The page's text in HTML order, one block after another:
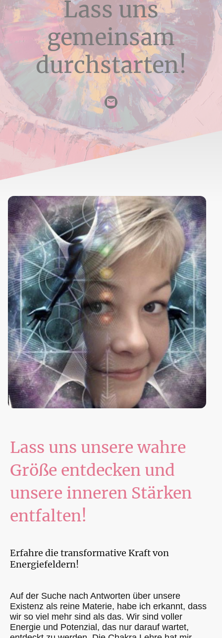
Lass uns
gemeinsam
durchstarten!
Lass uns unsere wahre
Größe entdecken und
unsere inneren Stärken
entfalten!
Erfahre die transformative Kraft von
Energiefeldern!
Auf der Suche nach Antworten über unsere
Existenz als reine Materie, habe ich erkannt, dass
wir so viel mehr sind als das. Wir sind voller
Energie und Potenzial, das nur darauf wartet,